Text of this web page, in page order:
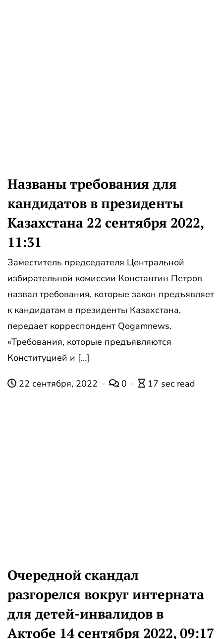
Названы требования для
кандидатов в президенты
Казахстана 22 сентября 2022,
11:31
Заместитель председателя Центральной
избирательной комиссии Константин Петров
назвал требования, которые закон предъявляет
к кандидатам в президенты Казахстана,
передает корреспондент Qogamnews.
«Требования, которые предъявляются
Конституцией и […]
22 сентября, 2022 0 17 sec read
Очередной скандал
разгорелся вокруг интерната
для детей-инвалидов в
Актобе 14 сентября 2022, 09:17